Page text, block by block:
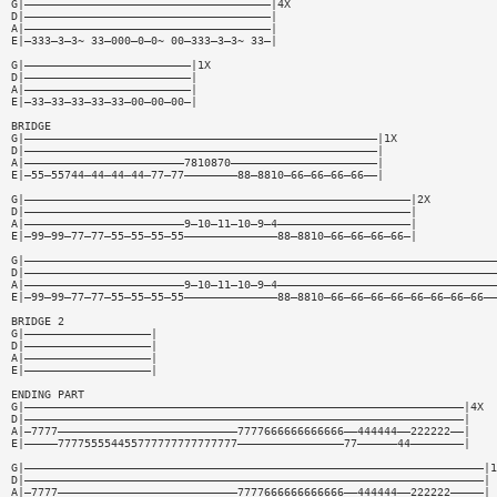
G|—————————————————————————————————————|4X
D|—————————————————————————————————————|
A|—————————————————————————————————————|
E|—333—3—3~ 33—000—0—0~ 00—333—3—3~ 33—|
G|—————————————————————————|1X
D|—————————————————————————|
A|—————————————————————————|
E|—33—33—33—33—33—00—00—00—|
BRIDGE
G|—————————————————————————————————————————————————————|1X
D|—————————————————————————————————————————————————————|
A|————————————————————————7810870——————————————————————|
E|—55—55744—44—44—44—77—77————————88—8810—66—66—66—66——|
G|——————————————————————————————————————————————————————————|2X
D|——————————————————————————————————————————————————————————|
A|————————————————————————9—10—11—10—9—4————————————————————|
E|—99—99—77—77—55—55—55—55——————————————88—8810—66—66—66—66—|
BRIDGE 2
G|———————————————————|
D|———————————————————|
A|———————————————————|
E|———————————————————|
ENDING PART
G|——————————————————————————————————————————————————————————————————|4X
D|——————————————————————————————————————————————————————————————————|
A|—7777———————————————————————————7777666666666666——444444——222222——|
E|—————777755554455777777777777777————————————————77——————44————————|
D|—————————————————————————————————————————————————————————————————————|
A|—7777———————————————————————————7777666666666666——444444——222222—————|